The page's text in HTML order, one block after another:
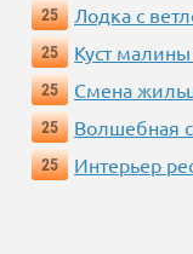
25
Лодка с
25
Куст
25
Смена
25
Волшебная
25
Интерьер